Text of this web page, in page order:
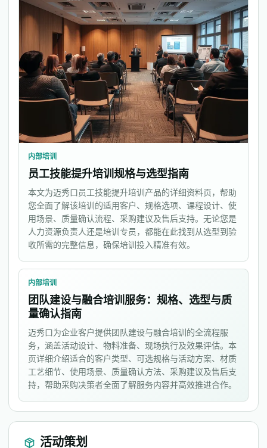
内部培训
员工技能提升培训规格与选型指南
本文为迈秀口员工技能提升培训产品的详细资料页，帮助
您全面了解该培训的适用客户、规格选项、课程设计、使
用场景、质量确认流程、采购建议及售后支持。无论您是
人力资源负责人还是培训专员，都能在此找到从选型到验
收所需的完整信息，确保培训投入精准有效。
内部培训
团队建设与融合培训服务：规格、选型与质
量确认指南
迈秀口为企业客户提供团队建设与融合培训的全流程服
务，涵盖活动设计、物料准备、现场执行及效果评估。本
页详细介绍适合的客户类型、可选规格与活动方案、材质
工艺细节、使用场景、质量确认方法、采购建议及售后支
持，帮助采购决策者全面了解服务内容并高效推进合作。
活动策划